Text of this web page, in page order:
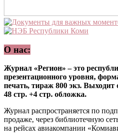
О нас:
Журнал «Регион» – это
презентационного уровня,
печать, тираж 800 экз. Выходит
48 стр. +4 стр. обложка.
Журнал распространяется по
продаже, через библиотечную
на рейсах авиакомпании